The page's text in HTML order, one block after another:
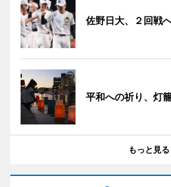
佐野日大、２回戦
平和への祈り、灯
もっと見る